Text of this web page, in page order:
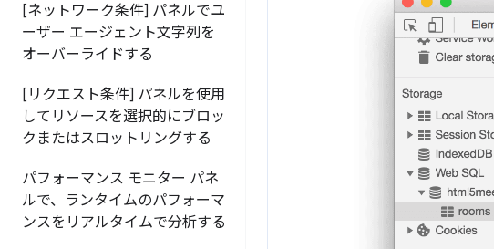
[ネットワーク条件] パネルでユ
ーザー エージェント文字列を
オーバーライドする
[リクエスト条件] パネルを使用
してリソースを選択的にブロッ
クまたはスロットリングする
パフォーマンス モニター パネ
ルで、ランタイムのパフォーマ
ンスをリアルタイムで分析する